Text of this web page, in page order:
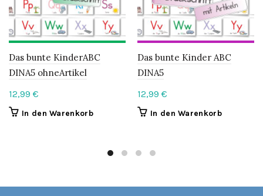
Das bunte KinderABC
DINA5 ohneArtikel
12,99 €
In den Warenkorb
Das bunte Kinder ABC
DINA5
12,99 €
In den Warenkorb